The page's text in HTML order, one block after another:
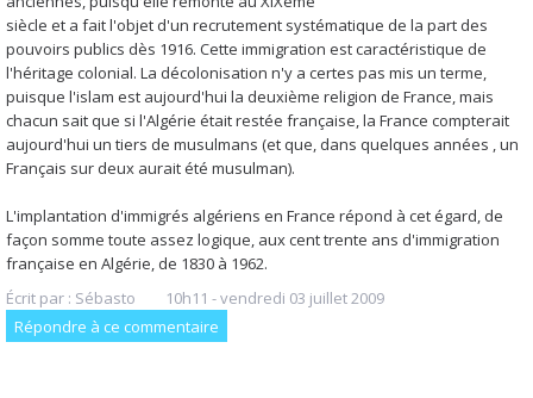
siècle et a fait l'objet d'un recrutement systématique de la part des
pouvoirs publics dès 1916. Cette immigration est caractéristique de
l'héritage colonial. La décolonisation n'y a certes pas mis un terme,
puisque l'islam est aujourd'hui la deuxième religion de France, mais
chacun sait que si l'Algérie était restée française, la France compterait
aujourd'hui un tiers de musulmans (et que, dans quelques années , un
Français sur deux aurait été musulman).
L'implantation d'immigrés algériens en France répond à cet égard, de
façon somme toute assez logique, aux cent trente ans d'immigration
française en Algérie, de 1830 à 1962.
Écrit par : Sébasto 10h11 -vendredi 03 juillet 2009
Répondre à ce commentaire